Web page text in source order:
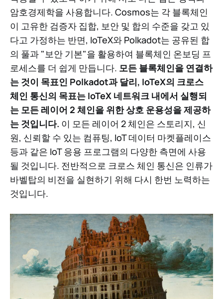
암호경제학을 사용합니다. Cosmos는 각 블록체인
이 고유한 검증자 집합, 보안 및 합의 수준을 갖고 있
다고 가정하는 반면, IoTeX와 Polkadot는 공유된 합
의 풀과 "보안 기본"을 활용하여 블록체인 온보딩 프
로세스를 더 쉽게 만듭니다. 모든 블록체인을 연결하
는 것이 목표인 Polkadot과 달리, IoTeX의 크로스
체인 통신의 목표는 IoTeX 네트워크 내에서 실행되
는 모든 레이어 2 체인을 위한 상호 운용성을 제공하
는 것입니다. 이 모든 레이어 2 체인은 스토리지, 신
원, 신뢰할 수 있는 컴퓨팅, IoT 데이터 마켓플레이스
등과 같은 IoT 응용 프로그램의 다양한 측면에 사용
될 것입니다. 전반적으로 크로스 체인 통신은 인류가
바벨탑의 비전을 실현하기 위해 다시 한번 노력하는
것입니다.